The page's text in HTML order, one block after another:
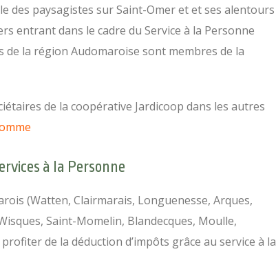
des paysagistes sur Saint-Omer et et ses alentours
entrant dans le cadre du Service à la Personne
de la région Audomaroise sont membres de la
de la coopérative Jardicoop dans les autres
à la Personne
(Watten, Clairmarais, Longuenesse, Arques,
Saint-Momelin, Blandecques, Moulle,
de la déduction d’impôts grâce au service à la